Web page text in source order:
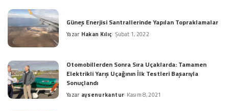
Güneş Enerjisi Santrallerinde Yapılan Topraklamalar
Posted
Yazar Hakan Kılıç Şubat 1, 2022
Otomobillerden Sonra Sıra Uçaklarda: Tamamen
Elektrikli Yarış Uçağının İlk Testleri Başarıyla
Sonuçlandı
Posted
Yazar aysenurkantur Kasım 8, 2021